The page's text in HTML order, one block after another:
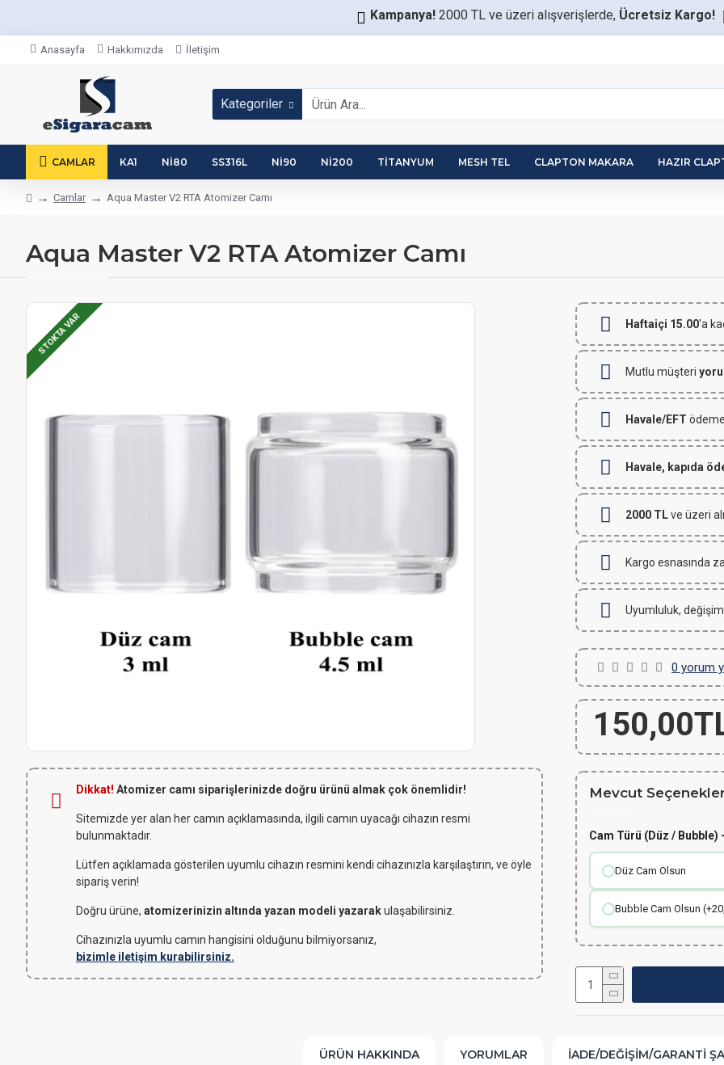
Kampanya! 2000 TL ve üzeri alışverişlerde, Ücretsiz Kargo!
Anasayfa Hakkımızda İletişim
Kategoriler
CAMLAR KA1 NI80 SS316L NI90 NI200 TITANYUM MESH TEL CLAPTON MAKARA HAZIR
Camlar Aqua Master V2 RTA Atomizer Camı
Aqua Master V2 RTA Atomizer Camı
STOKTA VAR
Dikkat! Atomizer camı siparişlerinizde doğru ürünü almak çok önemlidir!
Sitemizde yer alan her camın açıklamasında, ilgili camın uyacağı cihazın resmi
bulunmaktadır.
Lütfen açıklamada gösterilen uyumlu cihazın resmini kendi cihazınızla karşılaştırın, ve öyle
sipariş verin!
Doğru ürüne, atomizerinizin altında yazan modeli yazarakulaşabilirsiniz.
Cihazınızla uyumlu camın hangisini olduğunu bilmiyorsanız,
bizimle iletişim kurabilirsiniz.
Haftaiçi 15.00'a
Mutlu müşteri
Havale/EFT
Havale, kapıda
2000 TLve üzeri
Kargo esnasında
Uyumluluk,
0 yorum
Mevcut
Cam Türü (Düz /
Düz Cam Olsun
Bubble Cam Olsun
ÜRÜN HAKKINDA YORUMLAR İADE/DEĞIŞIM/GARANTI